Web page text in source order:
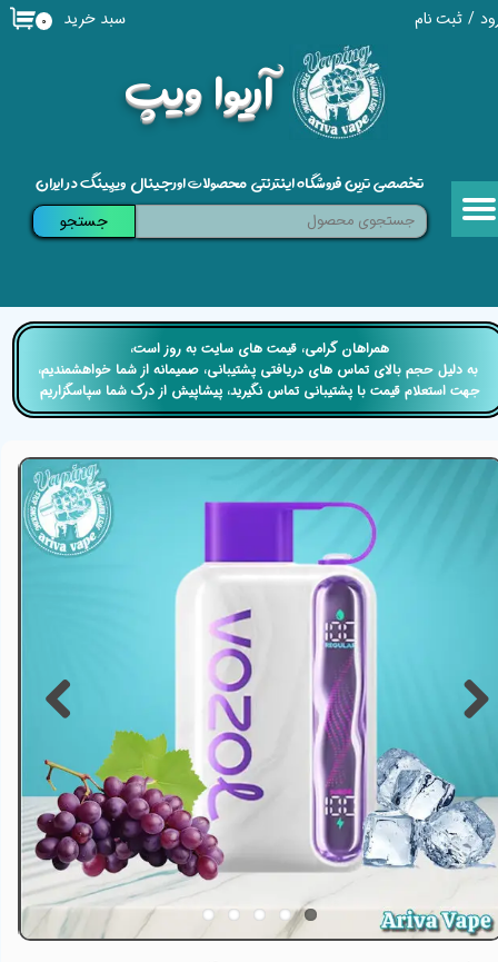
/ ثبت نام
حساب کاربری من
خروج از حساب کاربری
​آریوا ویپ
۰ سبد خرید
تخصصی ترین فروشگاه اینترنتی محصولات اورجینال ویپینگ در ایران
جستجو
​​همراهان گرامی، قیمت های سایت به روز است،
​​​​​​​ به دلیل حجم بالای تماس های دریافتی پشتیبانی، صمیمانه از شما خواهشمندیم،
جهت استعلام قیمت با پشتیبانی تماس نگیرید، پیشاپیش از درک شما سپاسگزاریم